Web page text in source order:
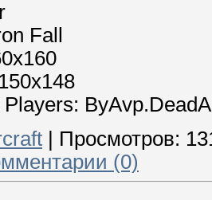
Fall
Просмотров:
(0)